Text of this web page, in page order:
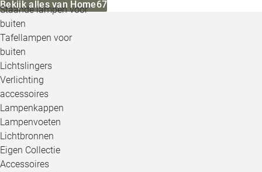
Staande lampen voor
buiten
Tafellampen voor
buiten
Lichtslingers
Verlichting
accessoires
Lampenkappen
Lampenvoeten
Lichtbronnen
Eigen Collectie
Accessoires
Bekijk alles van Home67